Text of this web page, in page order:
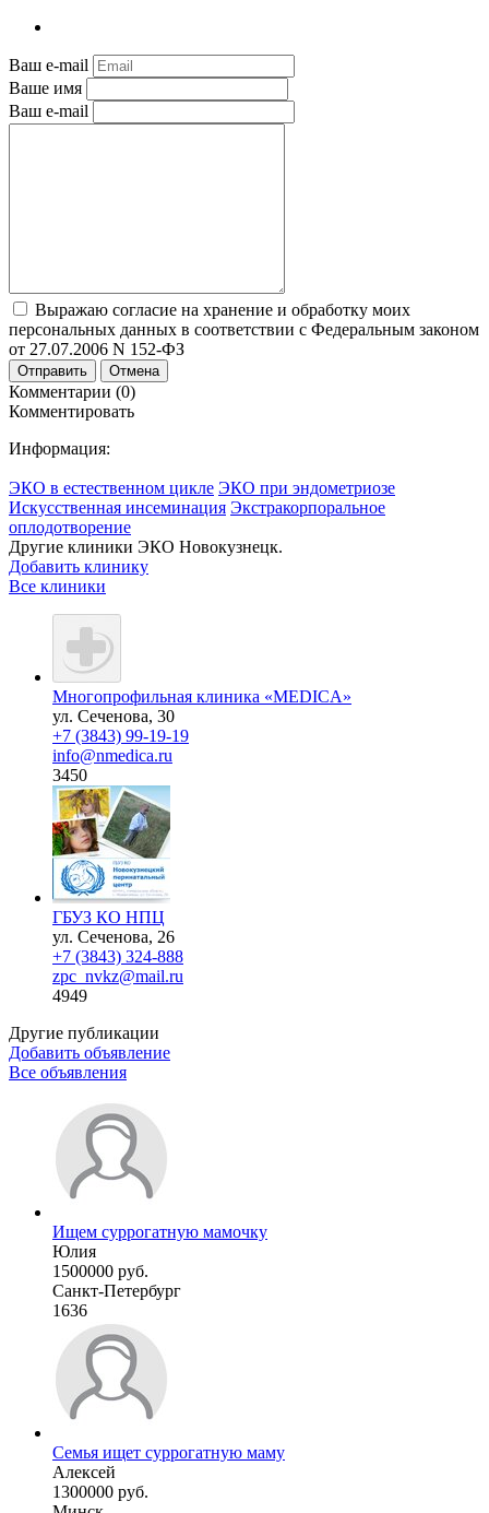
Ваш e-mail
Ваше имя
Ваш e-mail
Выражаю согласие на хранение и обработку моих
персональных данных в соответствии с Федеральным законом
от 27.07.2006 N 152-ФЗ
Отправить Отмена
Комментарии (0)
Комментировать
Информация:
ЭКО в естественном цикле ЭКО при эндометриозе
Искусственная инсеминация Экстракорпоральное
оплодотворение
Другие клиники ЭКО Новокузнецк.
Добавить клинику
Все клиники
Многопрофильная клиника «MEDICA»
ул. Сеченова, 30
+7 (3843) 99-19-19
info@nmedica.ru
3450
ГБУЗ КО НПЦ
ул. Сеченова, 26
+7 (3843) 324-888
zpc_nvkz@mail.ru
4949
Другие публикации
Добавить объявление
Все объявления
Ищем суррогатную мамочку
Юлия
1500000 руб.
Санкт-Петербург
1636
Семья ищет суррогатную маму
Алексей
1300000 руб.